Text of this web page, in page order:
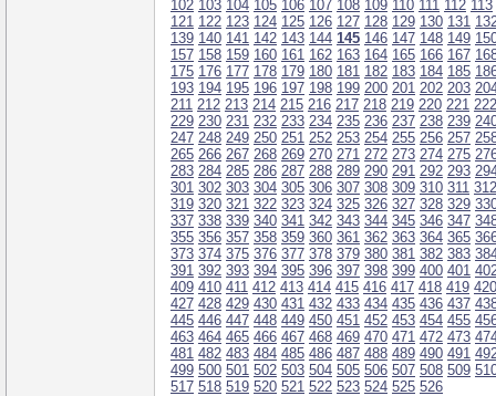
102 103 104 105 106 107 108 109 110 111 112 113
121 122 123 124 125 126 127 128 129 130 131
139 140 141 142 143 144 145 146 147 148 149
157 158 159 160 161 162 163 164 165 166 167
175 176 177 178 179 180 181 182 183 184 185
193 194 195 196 197 198 199 200 201 202 203
211 212 213 214 215 216 217 218 219 220 221 222
229 230 231 232 233 234 235 236 237 238 239
247 248 249 250 251 252 253 254 255 256 257
265 266 267 268 269 270 271 272 273 274 275
283 284 285 286 287 288 289 290 291 292 293
301 302 303 304 305 306 307 308 309 310 311 312
319 320 321 322 323 324 325 326 327 328 329
337 338 339 340 341 342 343 344 345 346 347
355 356 357 358 359 360 361 362 363 364 365
373 374 375 376 377 378 379 380 381 382 383
391 392 393 394 395 396 397 398 399 400 401
409 410 411 412 413 414 415 416 417 418 419 420
427 428 429 430 431 432 433 434 435 436 437
445 446 447 448 449 450 451 452 453 454 455
463 464 465 466 467 468 469 470 471 472 473
481 482 483 484 485 486 487 488 489 490 491
499 500 501 502 503 504 505 506 507 508 509
517 518 519 520 521 522 523 524 525 526